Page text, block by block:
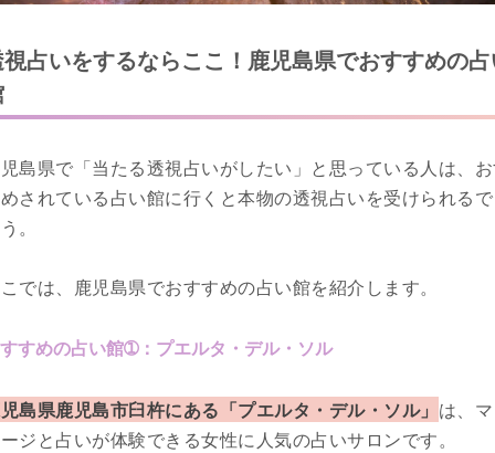
占いをするならここ！鹿児島県でおすすめの
島県で「当たる透視占いがしたい」と思っている人は、
されている占い館に行くと本物の透視占いを受けられるで
。
では、鹿児島県でおすすめの占い館を紹介します。
すめの占い館➀：プエルタ・デル・ソル
島県鹿児島市臼杵にある「プエルタ・デル・ソル」 は、マ
ジと占いが体験できる女性に人気の占いサロンです。